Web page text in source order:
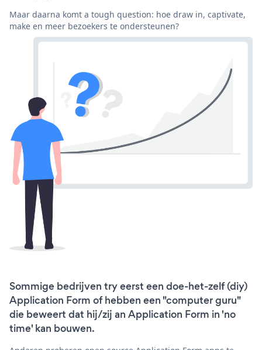
Maar daarna komt a tough question: hoe draw in, captivate,
make en meer bezoekers te ondersteunen?
Sommige bedrijven try eerst een doe-het-zelf (diy)
Application Form of hebben een "computer guru"
die beweert dat hij/zij an Application Form in 'no
time' kan bouwen.